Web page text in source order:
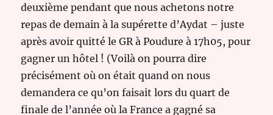
deuxième pendant que nous achetons notre
repas de demain à la supérette d’Aydat – juste
après avoir quitté le GR à Poudure à 17h05, pour
gagner un hôtel ! (Voilà on pourra dire
précisément où on était quand on nous
demandera ce qu’on faisait lors du quart de
finale de l’année où la France a gagné sa